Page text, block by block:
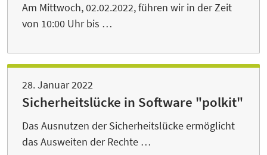
Am Mittwoch, 02.02.2022, führen wir in der Zeit
von 10:00 Uhr bis …
28. Januar 2022
Sicherheitslücke in Software "polkit"
Das Ausnutzen der Sicherheitslücke ermöglicht
das Ausweiten der Rechte …